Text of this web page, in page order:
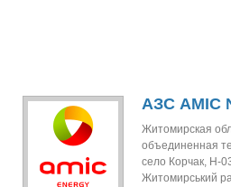
АЗС AMIC
Житомирская
объединенная
село Корчак, Н-
Житомирський